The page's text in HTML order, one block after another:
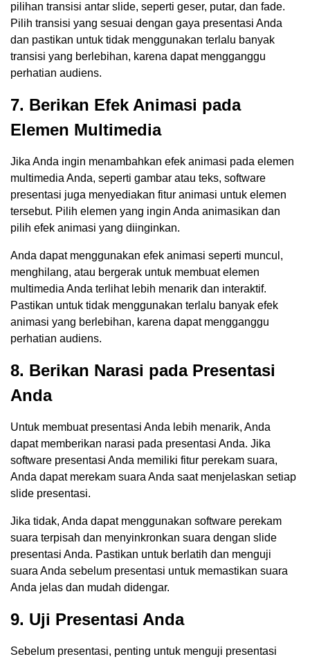
pilihan transisi antar slide, seperti geser, putar, dan fade.
Pilih transisi yang sesuai dengan gaya presentasi Anda
dan pastikan untuk tidak menggunakan terlalu banyak
transisi yang berlebihan, karena dapat mengganggu
perhatian audiens.
7. Berikan Efek Animasi pada
Elemen Multimedia
Jika Anda ingin menambahkan efek animasi pada elemen
multimedia Anda, seperti gambar atau teks, software
presentasi juga menyediakan fitur animasi untuk elemen
tersebut. Pilih elemen yang ingin Anda animasikan dan
pilih efek animasi yang diinginkan.
Anda dapat menggunakan efek animasi seperti muncul,
menghilang, atau bergerak untuk membuat elemen
multimedia Anda terlihat lebih menarik dan interaktif.
Pastikan untuk tidak menggunakan terlalu banyak efek
animasi yang berlebihan, karena dapat mengganggu
perhatian audiens.
8. Berikan Narasi pada Presentasi
Anda
Untuk membuat presentasi Anda lebih menarik, Anda
dapat memberikan narasi pada presentasi Anda. Jika
software presentasi Anda memiliki fitur perekam suara,
Anda dapat merekam suara Anda saat menjelaskan setiap
slide presentasi.
Jika tidak, Anda dapat menggunakan software perekam
suara terpisah dan menyinkronkan suara dengan slide
presentasi Anda. Pastikan untuk berlatih dan menguji
suara Anda sebelum presentasi untuk memastikan suara
Anda jelas dan mudah didengar.
9. Uji Presentasi Anda
Sebelum presentasi, penting untuk menguji presentasi